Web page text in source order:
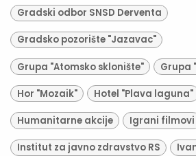
Gradski odbor SNSD Derventa
Gradsko pozorište "Jazavac"
Grupa "Atomsko sklonište" Grupa
Hor "Mozaik" Hotel "Plava laguna"
Humanitarne akcije Igrani filmovi
Institut za javno zdravstvo RS